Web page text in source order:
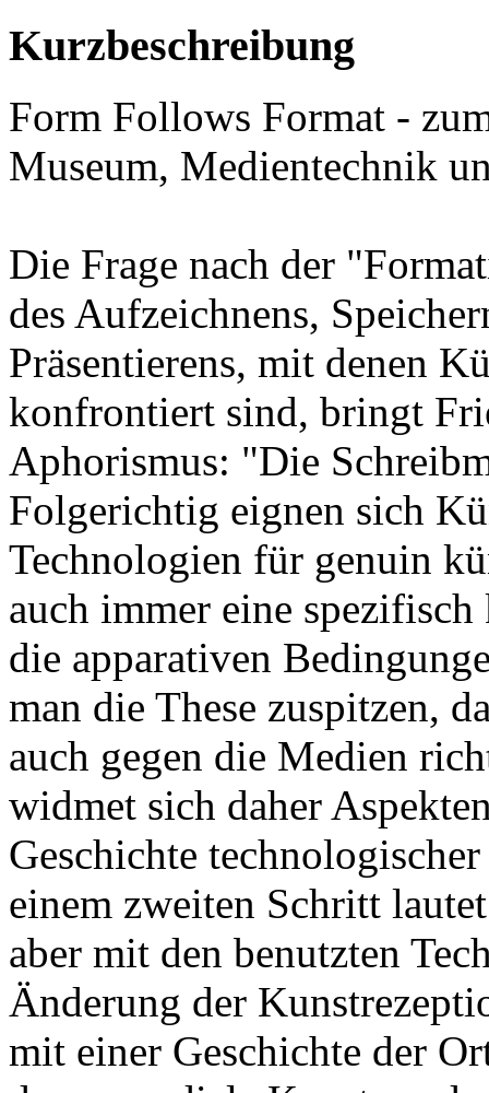
Kurzbeschreibung
Form Follows Format -
Museum, Medientechnik
Die Frage nach der
des Aufzeichnens,
Präsentierens, mit denen
konfrontiert sind, bringt
Aphorismus: "Die
Folgerichtig eignen sich
Technologien für genuin
auch immer eine
die apparativen
man die These zuspitzen,
auch gegen die Medien
widmet sich daher
Geschichte
einem zweiten Schritt
aber mit den benutzten
Änderung der
mit einer Geschichte der